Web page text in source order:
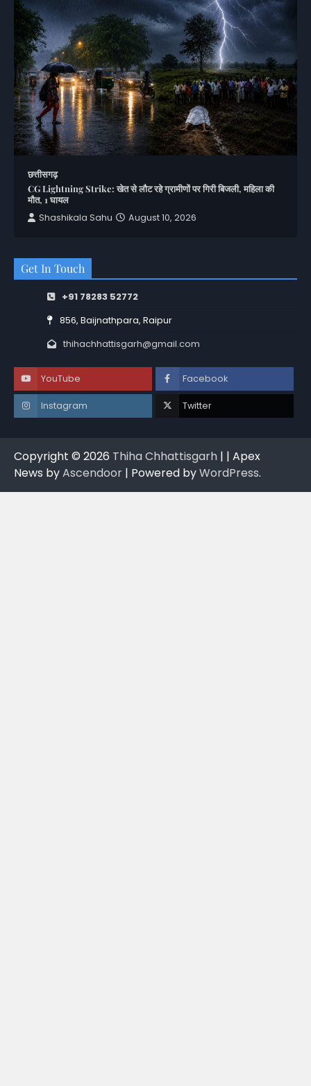
छत्तीसगढ़
CG Lightning Strike: खेत से लौट रहे ग्रामीणों पर गिरी बिजली, महिला की
मौत, 1 घायल
Shashikala Sahu
August 10, 2026
Get In Touch
+91 78283 52772
856, Baijnathpara, Raipur
thihachhattisgarh@gmail.com
YouTube Facebook
Instagram Twitter
Copyright © 2026 Thiha Chhattisgarh | | Apex
News byAscendoor | Powered byWordPress.